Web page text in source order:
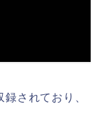
されており、